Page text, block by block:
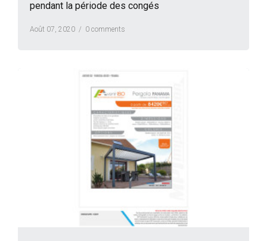
pendant la période des congés
Août 07, 2020 / 0 comments